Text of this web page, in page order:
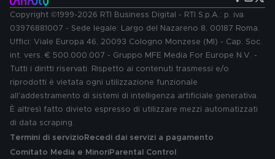
Copyright ©1999-2026 RTI Business Digital - RTI S.p.A.: p. iva
03976881007 - Sede legale: Largo del Nazareno 8, 00187 Roma.
Uffici: Viale Europa 46, 20093 Cologno Monzese (MI) - Cap. Soc.
int. vers. € 500.000.007 - Gruppo MFE Media For Europe N.V. -
Tutti i diritti riservati. Rispetto ai contenuti trasmessi e/o
riprodotti è vietata ogni utilizzazione funzionale
all'addestramento di sistemi di intelligenza artificiale generativa.
È altresì fatto divieto espresso di utilizzare mezzi automatizzati
di data scraping.
Termini di servizio Recedi dai servizi a pagamento
Comitato Media e MinoriParental Control